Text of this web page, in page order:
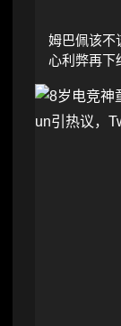
姆巴佩该不
心利弊再下